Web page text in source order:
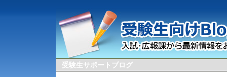
受験生サポートブログ